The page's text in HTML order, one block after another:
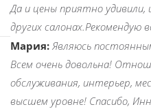
Да и цены приятно удивили,
других салонах.Рекомендую
Мария: Являюсь
Всем очень довольна!
обслуживания, интерьер,
высшем уровне! Спасибо,